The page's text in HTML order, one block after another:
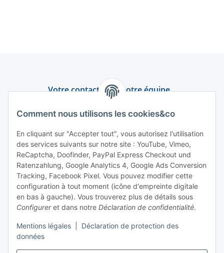
Comment nous utilisons les cookies&co
En cliquant sur "Accepter tout", vous autorisez l'utilisation
des services suivants sur notre site : YouTube, Vimeo,
ReCaptcha, Doofinder, PayPal Express Checkout und
Ratenzahlung, Google Analytics 4, Google Ads Conversion
Tracking, Facebook Pixel. Vous pouvez modifier cette
configuration à tout moment (icône d'empreinte digitale
en bas à gauche). Vous trouverez plus de détails sous
Configureret dans notre Déclaration de confidentialité.
Mentions légales
Déclaration de protection des
données
Votre contact avec notre équipe
+49 (0) 6550 979 969-0
Trouver un interlocuteur
Information et service
Paiement et livraison